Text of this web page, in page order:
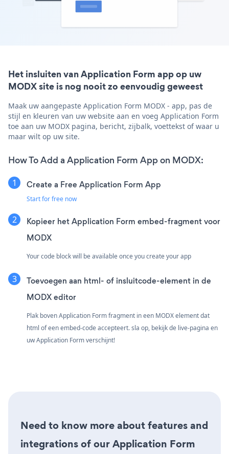
Het insluiten van Application Form app op uw
MODX site is nog nooit zo eenvoudig geweest
Maak uw aangepaste Application Form MODX - app, pas de
stijl en kleuren van uw website aan en voeg Application Form
toe aan uw MODX pagina, bericht, zijbalk, voettekst of waar u
maar wilt op uw site.
How To Add a Application Form App on MODX:
Create a Free Application Form App
Start for free now
Kopieer het Application Form embed-fragment voor
MODX
Your code block will be available once you create your app
Toevoegen aan html- of insluitcode-element in de
MODX editor
Plak boven Application Form fragment in een MODX element dat
html of een embed-code accepteert. sla op, bekijk de live-pagina en
uw Application Form verschijnt!
Need to know more about features and
integrations of our Application Form